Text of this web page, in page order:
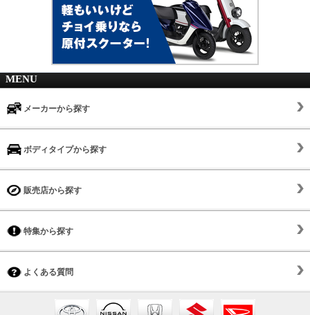
MENU
メーカーから探す
ボディタイプから探す
販売店から探す
特集から探す
よくある質問